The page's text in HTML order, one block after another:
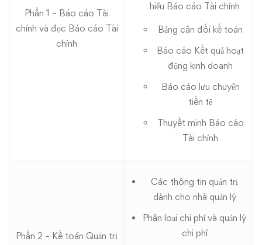
Phần 1 – Báo cáo Tài
chính và đọc Báo cáo Tài
chính
hiểu Báo cáo Tài chính
Bảng cân đối kế toán
Báo cáo Kết quả hoạt
động kinh doanh
Báo cáo lưu chuyển
tiền tệ
Thuyết minh Báo cáo
Tài chính
Phần 2 – Kế toán Quản trị
Các thông tin quản trị
dành cho nhà quản lý
Phân loại chi phí và quản lý
chi phí